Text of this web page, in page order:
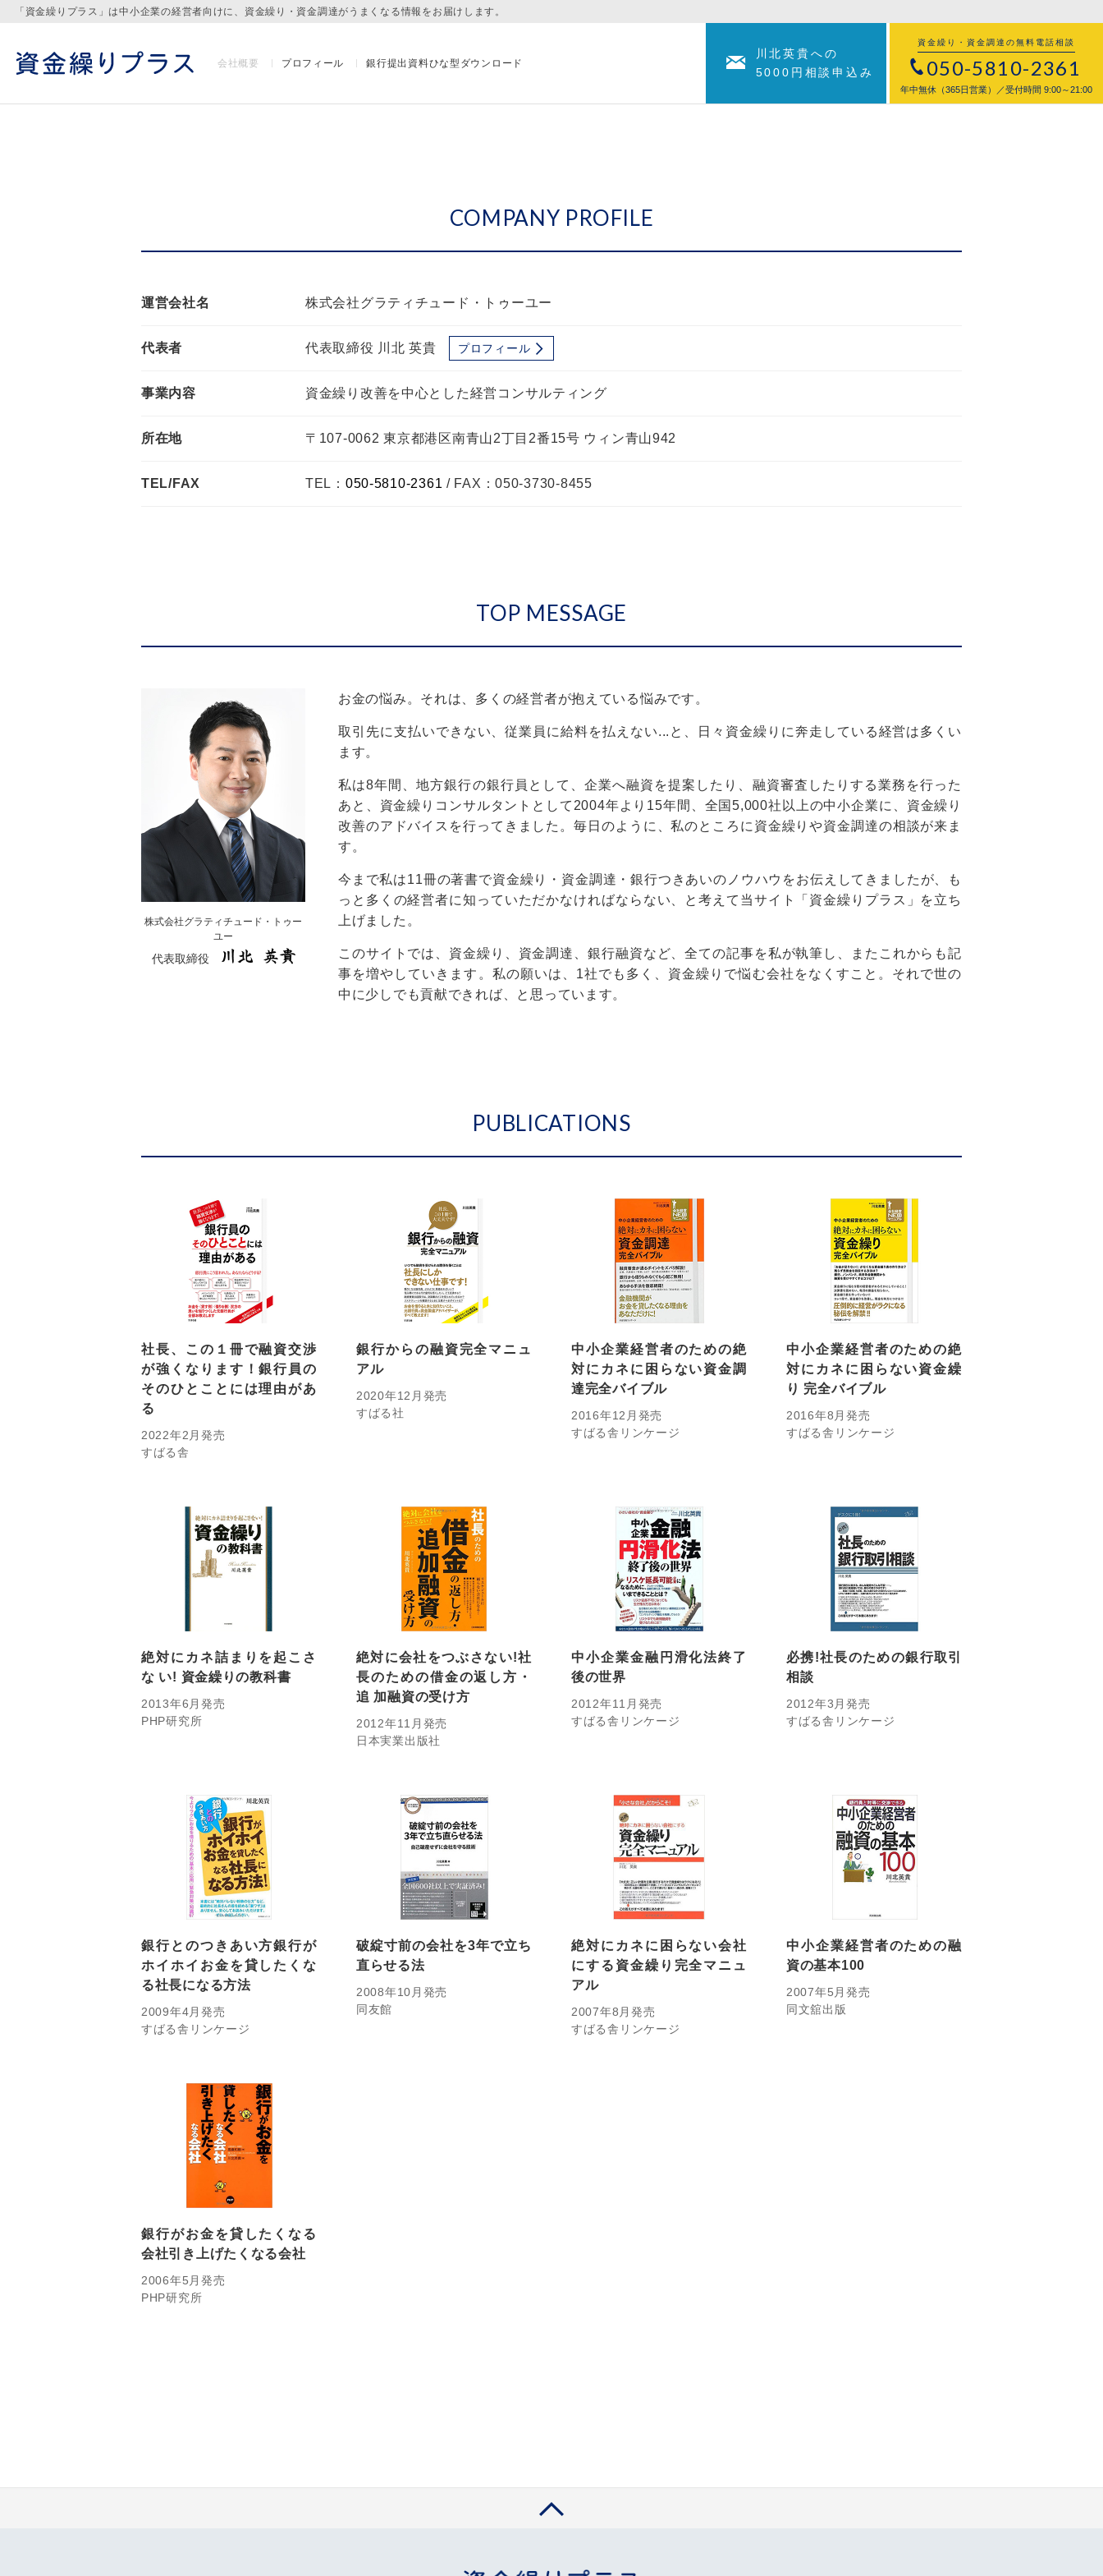
「資金繰りプラス」は中小企業の経営者向けに、資金繰り・資金調達がうまくなる情報をお届けします。
川北英貴への
5000円相談申込み
資金繰り・資金調達の無料電話相談
050-5810-2361
年中無休（365日営業）／受付時間 9:00～21:00
会社概要 プロフィール 銀行提出資料ひな型ダウンロード
COMPANY PROFILE
運営会社名 株式会社グラティチュード・トゥーユー
代表者 代表取締役 川北 英貴 プロフィール
事業内容 資金繰り改善を中心とした経営コンサルティング
所在地 〒107-0062 東京都港区南青山2丁目2番15号 ウィン青山942
TEL/FAX TEL： 050-5810-2361 / FAX：050-3730-8455
TOP MESSAGE
株式会社グラティチュード・トゥー
ユー
代表取締役
お金の悩み。それは、多くの経営者が抱えている悩みです。
取引先に支払いできない、従業員に給料を払えない...と、日々資金繰りに奔走している経営は多くい
ます。
私は8年間、地方銀行の銀行員として、企業へ融資を提案したり、融資審査したりする業務を行った
あと、資金繰りコンサルタントとして2004年より15年間、全国5,000社以上の中小企業に、資金繰り
改善のアドバイスを行ってきました。毎日のように、私のところに資金繰りや資金調達の相談が来ま
す。
今まで私は11冊の著書で資金繰り・資金調達・銀行つきあいのノウハウをお伝えしてきましたが、も
っと多くの経営者に知っていただかなければならない、と考えて当サイト「資金繰りプラス」を立ち
上げました。
このサイトでは、資金繰り、資金調達、銀行融資など、全ての記事を私が執筆し、またこれからも記
事を増やしていきます。私の願いは、1社でも多く、資金繰りで悩む会社をなくすこと。それで世の
中に少しでも貢献できれば、と思っています。
PUBLICATIONS
社長、この１冊で融資交渉
が強くなります！銀行員の
そのひとことには理由があ
る
2022年2月発売
すばる舎
銀行からの融資完全マニュ
アル
2020年12月発売
すばる社
中小企業経営者のための絶
対にカネに困らない資金調
達完全バイブル
2016年12月発売
すばる舎リンケージ
中小企業経営者のための絶
対にカネに困らない資金繰
り 完全バイブル
2016年8月発売
すばる舎リンケージ
絶対にカネ詰まりを起こさ
な い! 資金繰りの教科書
2013年6月発売
PHP研究所
絶対に会社をつぶさない!社
長のための借金の返し方・
追 加融資の受け方
2012年11月発売
日本実業出版社
中小企業金融円滑化法終了
後の世界
2012年11月発売
すばる舎リンケージ
必携!社長のための銀行取引
相談
2012年3月発売
すばる舎リンケージ
銀行とのつきあい方銀行が
ホイホイお金を貸したくな
る社長になる方法
2009年4月発売
すばる舎リンケージ
破綻寸前の会社を3年で立ち
直らせる法
2008年10月発売
同友館
絶対にカネに困らない会社
にする資金繰り完全マニュ
アル
2007年8月発売
すばる舎リンケージ
中小企業経営者のための融
資の基本100
2007年5月発売
同文舘出版
銀行がお金を貸したくなる
会社引き上げたくなる会社
2006年5月発売
PHP研究所